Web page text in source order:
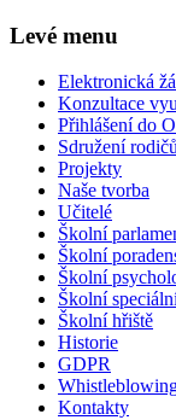
Levé menu
Elektronická
Konzultace
Přihlášení do
Sdružení
Projekty
Naše tvorba
Učitelé
Školní
Školní
Školní
Školní
Školní hřiště
Historie
GDPR
Kontakty